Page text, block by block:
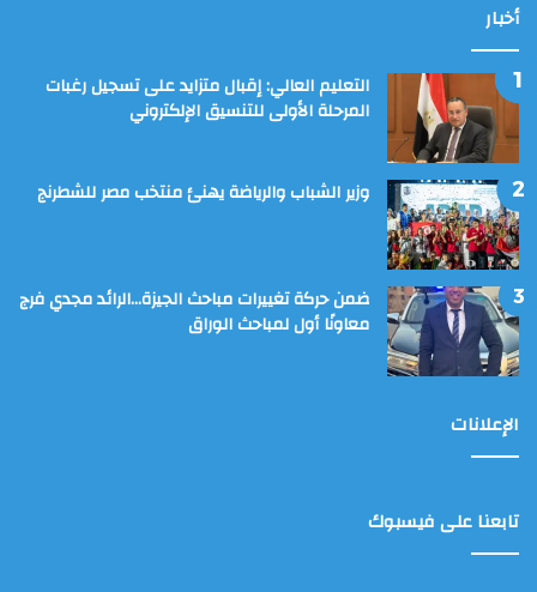
أخبار
التعليم العالي: إقبال متزايد على تسجيل رغبات
المرحلة الأولى للتنسيق الإلكتروني
وزير الشباب والرياضة يهنئ منتخب مصر للشطرنج
ضمن حركة تغييرات مباحث الجيزة…الرائد مجدي فرج
معاونًا أول لمباحث الوراق
الإعلانات
تابعنا على فيسبوك